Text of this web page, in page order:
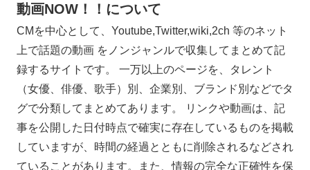
動画NOW！！について
CMを中心として、Youtube,Twitter,wiki,2ch 等のネット
上で話題の動画 をノンジャンルで収集してまとめて記
録するサイトです。 一万以上のページを、タレント
（女優、俳優、歌手）別、企業別、ブランド別などでタ
グで分類してまとめてあります。 リンクや動画は、記
事を公開した日付時点で確実に存在しているものを掲載
していますが、時間の経過とともに削除されるなどされ
ていることがあります。また、情報の完全な正確性を保